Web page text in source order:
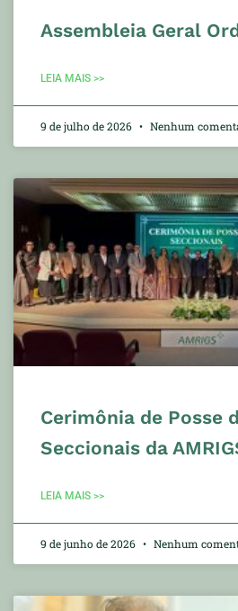
Assembleia Geral
LEIA MAIS >>
9 de julho de 2026 Nenhum
Cerimônia de Posse
Seccionais da
LEIA MAIS >>
9 de junho de 2026 Nenhum